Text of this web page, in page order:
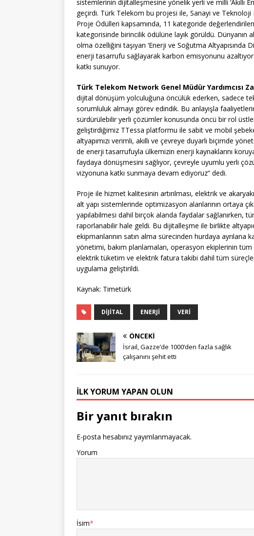
sistemlerinin dijitalleşmesine yönelik yerli ve milli ‘Akıllı
geçirdi. Türk Telekom bu projesi ile, Sanayi ve Teknoloji
Proje Ödülleri kapsamında, 11 kategoride
kategorisinde birincilik ödülüne layık görüldü. Dünyanın
olma özelliğini taşıyan ‘Enerji ve Soğutma Altyapısında
enerji tasarrufu sağlayarak karbon emisyonunu
katkı sunuyor.
Türk Telekom Network Genel Müdür Yardımcısı
dijital dönüşüm yolculuğuna öncülük ederken, sadece
sorumluluk almayı görev edindik. Bu anlayışla
sürdürülebilir yerli çözümler konusunda öncü bir rol
geliştirdiğimiz TTessa platformu ile sabit ve mobil
altyapımızı verimli, akıllı ve çevreye duyarlı biçimde
de enerji tasarrufuyla ülkemizin enerji kaynaklarını
faydaya dönüşmesini sağlıyor, çevreyle uyumlu yerli
vizyonuna katkı sunmaya devam ediyoruz” dedi.
Proje ile hizmet kalitesinin artırılması, elektrik ve
alt yapı sistemlerinde optimizasyon alanlarının ortaya
yapılabilmesi dahil birçok alanda faydalar sağlanırken,
raporlanabilir hale geldi. Bu dijitalleşme ile birlikte
ekipmanlarının satın alma sürecinden hurdaya
yönetimi, bakım planlamaları, operasyon ekiplerinin
elektrik tüketim ve elektrik fatura takibi dahil tüm
uygulama geliştirildi.
Kaynak: Timetürk
DIJITAL ENERJI VERI
ÖNCEKI
İsrail, Gazze’de 1000’den fazla sağlık
çalışanını şehit etti
İLK YORUM YAPAN OLUN
Bir yanıt bırakın
E-posta hesabınız yayımlanmayacak.
Yorum
İsim*